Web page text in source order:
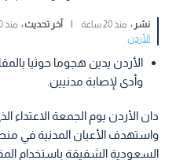
نشر : منذ 20 ساعة | آخر تحديث : منذ 20 ساعة
الأردن
الأردن يدين هجوما حوثيا
وأدى لإصابة مدنيين.
دان الأردن يوم الجمعة الاعتداء
واستهدف الأعيان المدنية في
السعودية الشقيقة باستخدام